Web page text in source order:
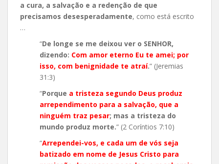
a cura, a salvação e a redenção de que
precisamos desesperadamente, como está escrito
…
“De longe se me deixou ver o SENHOR,
dizendo: Com amor eterno Eu te amei; por
isso, com benignidade te atraí.” (Jeremias
31:3)
“Porque a tristeza segundo Deus produz
arrependimento para a salvação, que a
ninguém traz pesar; mas a tristeza do
mundo produz morte.” (2 Coríntios 7:10)
“Arrependei-vos, e cada um de vós seja
batizado em nome de Jesus Cristo para